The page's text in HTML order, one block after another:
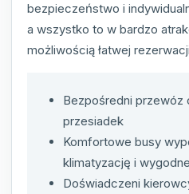
bezpieczeństwo i
a wszystko to w bardzo
możliwością łatwej
Bezpośredni
przesiadek
Komfortowe busy
klimatyzację i
Doświadczeni